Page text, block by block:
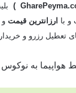
و با ارزانترین قیمت